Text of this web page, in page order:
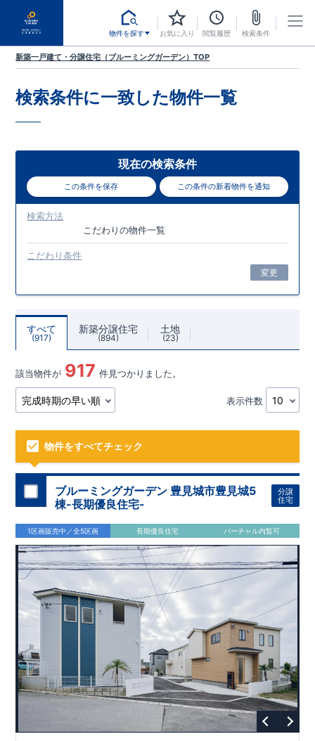
物件を探す お気に入り 閲覧履歴 検索条件
新築一戸建て・分譲住宅（ブルーミングガーデン）TOP
検索条件に一致した物件一覧
現在の検索条件
この条件を保存 この条件の新着物件を通知
検索方法
こだわりの物件一覧
こだわり条件
変更
すべて
917
新築分譲住宅
894
土地
23
該当物件が 917 件見つかりました。
表示件数
物件をすべてチェック
ブルーミングガーデン 豊見城市豊見城5
棟-長期優良住宅-
分譲
住宅
1区画販売中／全5区画 長期優良住宅 バーチャル内覧可